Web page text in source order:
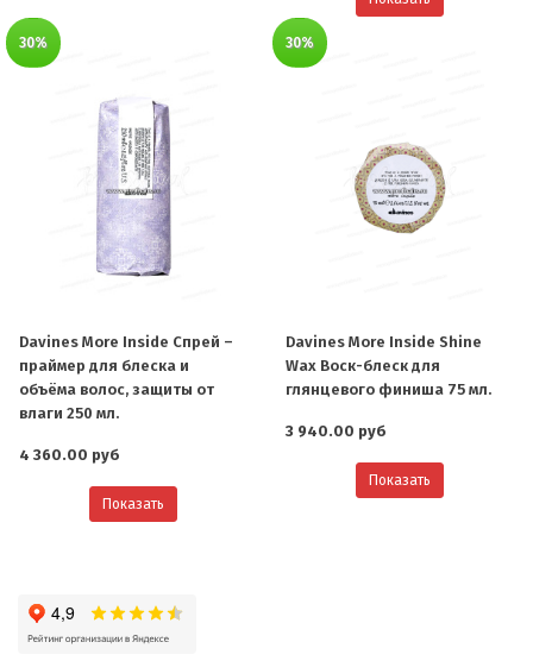
30%
Davines More Inside Спрей –
праймер для блеска и
объёма волос, защиты от
влаги 250 мл.
4 360.00 руб
Показать
30%
Davines More Inside Shine
Wax Воск-блеск для
глянцевого финиша 75 мл.
3 940.00 руб
Показать